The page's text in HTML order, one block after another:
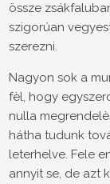
össze
szigorúan
szerezni.
Nagyon sok a
fèl, hogy
nulla
hátha tudunk
leterhelve. Fele
annyit se, de azt